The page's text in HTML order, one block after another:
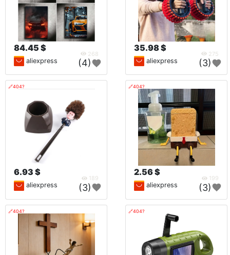
84.45 $
268
aliexpress (4)
35.98 $
275
aliexpress (3)
🔗404?
6.93 $
189
aliexpress (3)
🔗404?
2.56 $
199
aliexpress (3)
🔗404? 🔗404?